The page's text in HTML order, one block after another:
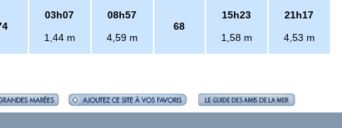
03h07
1,44 m
08h57
4,59 m
68
15h23
1,58 m
21h17
4,53 m